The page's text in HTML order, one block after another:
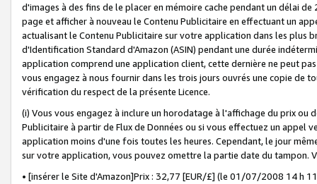
d'images à des fins de le placer en mémoire cache pendant un délai
page et afficher à nouveau le Contenu Publicitaire en effectuant un
actualisant le Contenu Publicitaire sur votre application dans les plus
d'Identification Standard d'Amazon (ASIN) pendant une durée
application comprend une application client, cette dernière ne peut
vous engagez à nous fournir dans les trois jours ouvrés une copie de
vérification du respect de la présente Licence.
(i) Vous vous engagez à inclure un horodatage à l'affichage du prix
Publicitaire à partir de Flux de Données ou si vous effectuez un appel
application moins d'une fois toutes les heures. Cependant, le jour
sur votre application, vous pouvez omettre la partie date du tampon.
• [insérer le Site d'Amazon]Prix : 32,77 [EUR/£] (le 01/07/2008 14 h